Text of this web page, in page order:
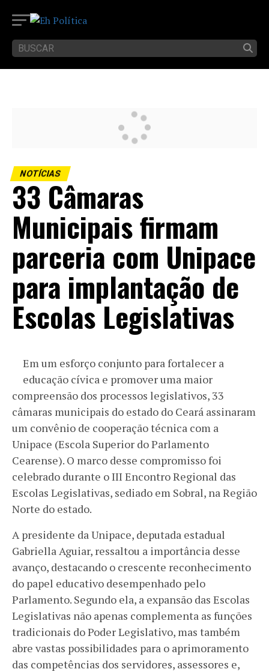
NOTÍCIAS
33 Câmaras
Municipais firmam
parceria com Unipace
para implantação de
Escolas Legislativas
Em um esforço conjunto para fortalecer a
educação cívica e promover uma maior
compreensão dos processos legislativos, 33
câmaras municipais do estado do Ceará assinaram
um convênio de cooperação técnica com a
Unipace (Escola Superior do Parlamento
Cearense). O marco desse compromisso foi
celebrado durante o III Encontro Regional das
Escolas Legislativas, sediado em Sobral, na Região
Norte do estado.
A presidente da Unipace, deputada estadual
Gabriella Aguiar, ressaltou a importância desse
avanço, destacando o crescente reconhecimento
do papel educativo desempenhado pelo
Parlamento. Segundo ela, a expansão das Escolas
Legislativas não apenas complementa as funções
tradicionais do Poder Legislativo, mas também
abre vastas possibilidades para o aprimoramento
das competências dos servidores, assessores e,